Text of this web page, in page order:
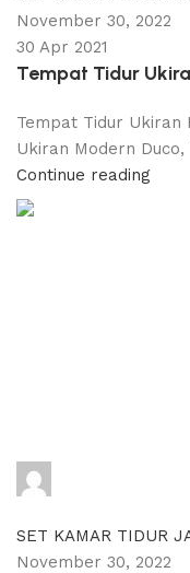
November 30, 2022
30 Apr 2021
Tempat Tidur
Tempat Tidur Ukiran
Ukiran Modern
Continue reading
SET KAMAR TIDUR
November 30, 2022